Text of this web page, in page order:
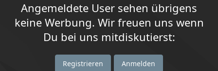
Angemeldete User sehen übrigens
keine Werbung. Wir freuen uns wenn
Du bei uns mitdiskutierst:
Registrieren Anmelden